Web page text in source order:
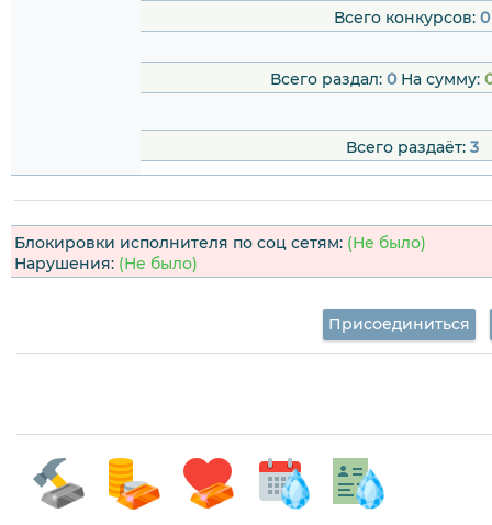
Всего конкурсов: 0
Всего раздал: 0На сумму:
Всего раздаёт: 3
Блокировки исполнителя по соц сетям: (Не было)
Нарушения: (Не было)
Присоединиться